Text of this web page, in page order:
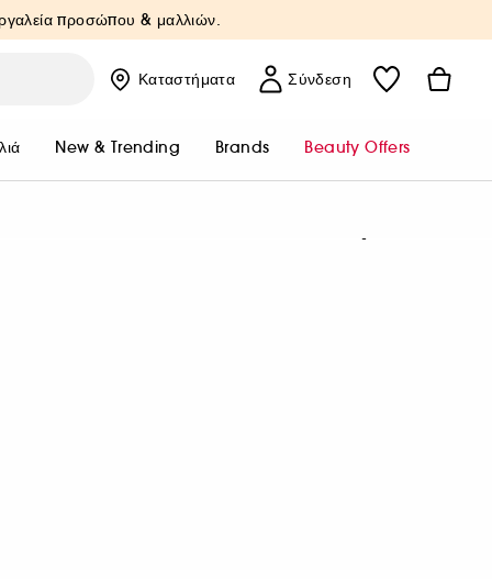
προσώπου & μαλλιών.
Καταστήματα Σύνδεση
New & Trending Brands Beauty Offers